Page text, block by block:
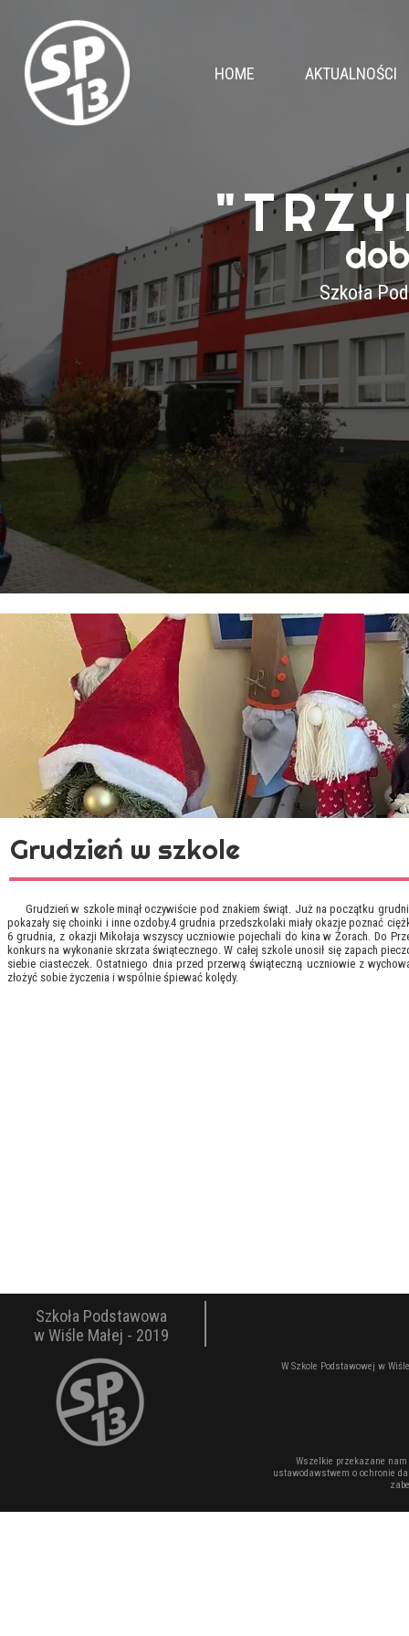
HOME AKTUALNOŚCI
Szkoła
Grudzień w szkole minął oczywiście pod znakiem świąt. Już na początku
pokazały się choinki i inne ozdoby.4 grudnia przedszkolaki miały okazje poznać
6 grudnia, z okazji Mikołaja wszyscy uczniowie pojechali do kina w Żorach. Do
konkurs na wykonanie skrzata świątecznego. W całej szkole unosił się zapach
siebie ciasteczek. Ostatniego dnia przed przerwą świąteczną uczniowie z
złożyć sobie życzenia i wspólnie śpiewać kolędy.
Grudzień w szkole
W Szkole Podstawowej w
Wszelkie przekazane
ustawodawstwem o ochronie
Szkoła Podstawowa
w Wiśle Małej - 2019